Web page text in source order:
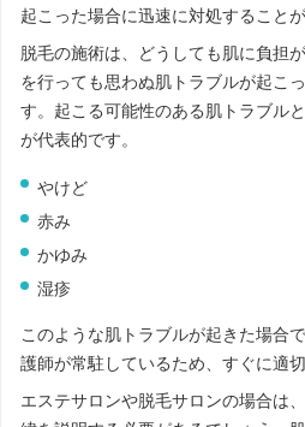
起こった場合に迅速に対処することが
脱毛の施術は、どうしても肌に負担
を行っても思わぬ肌トラブルが起こ
す。起こる可能性のある肌トラブル
が代表的です。
やけど
赤み
かゆみ
湿疹
このような肌トラブルが起きた場合
護師が常駐しているため、すぐに適
エステサロンや脱毛サロンの場合は